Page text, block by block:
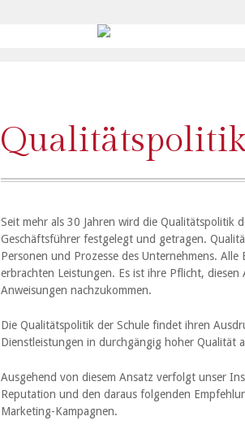
Seit mehr als 30 Jahren wird die Qualitätspolitik
Geschäftsführer festgelegt und getragen.
Personen und Prozesse des Unternehmens.
erbrachten Leistungen. Es ist ihre Pflicht,
Anweisungen nachzukommen.
Die Qualitätspolitik der Schule findet ihren
Dienstleistungen in durchgängig hoher Qualität
Ausgehend von diesem Ansatz verfolgt unser
Reputation und den daraus folgenden
Marketing-Kampagnen.